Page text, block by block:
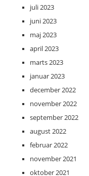
juli 2023
juni 2023
maj 2023
april 2023
marts 2023
januar 2023
december 2022
november 2022
september 2022
august 2022
februar 2022
november 2021
oktober 2021